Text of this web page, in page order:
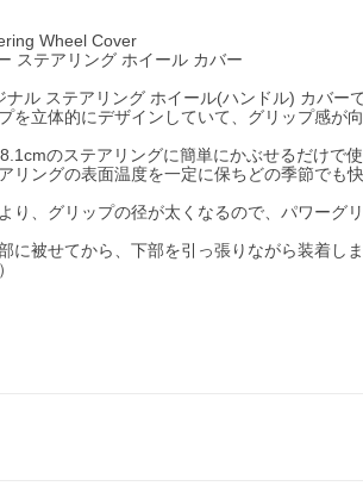
Wheel Cover
ステアリング ホイール カバー
ル ステアリング ホイール(ハンドル) カバーで
を立体的にデザインしていて、グリップ感が
のステアリングに簡単にかぶせるだけで
リングの表面温度を一定に保ちどの季節でも
り、グリップの径が太くなるので、パワーグ
に被せてから、下部を引っ張りながら装着しま